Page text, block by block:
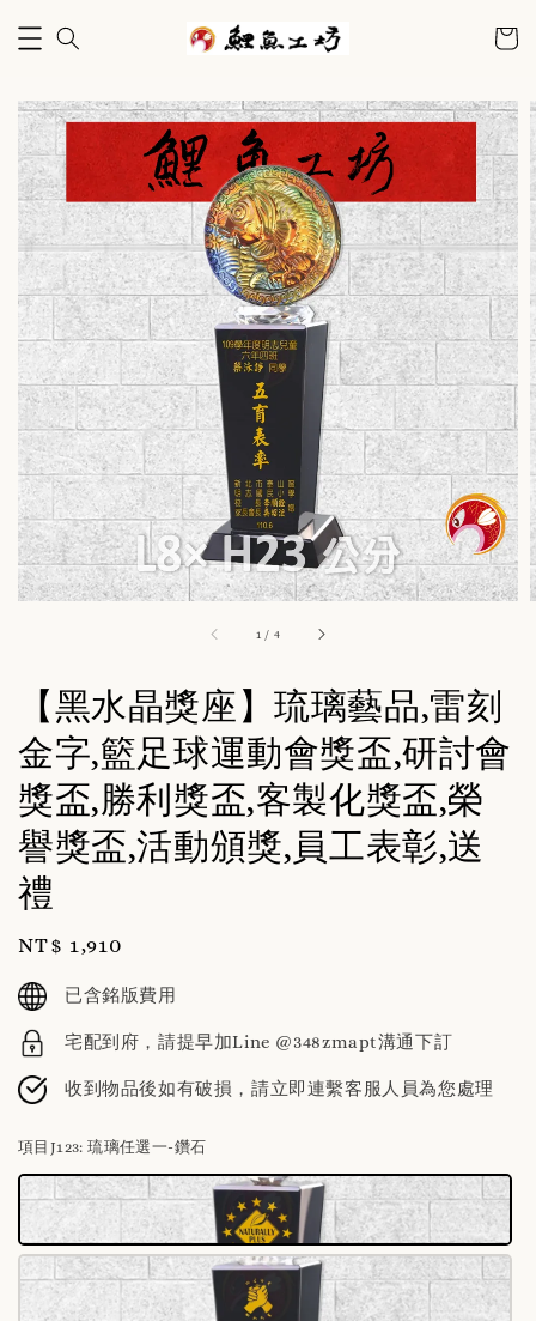
1 / 4
【黑水晶獎座】琉璃藝品,雷刻
金字,籃足球運動會獎盃,研討會
獎盃,勝利獎盃,客製化獎盃,榮
譽獎盃,活動頒獎,員工表彰,送
禮
Regular
price
NT$ 1,910
已含銘版費用
宅配到府，請提早加Line @348zmapt溝通下訂
收到物品後如有破損，請立即連繫客服人員為您處理
項目J123: 琉璃任選一-鑽石